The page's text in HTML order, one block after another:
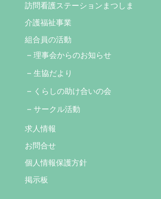
訪問看護ステーションまつしま
介護福祉事業
組合員の活動
理事会からのお知らせ
生協だより
くらしの助け合いの会
サークル活動
求人情報
お問合せ
個人情報保護方針
掲示板